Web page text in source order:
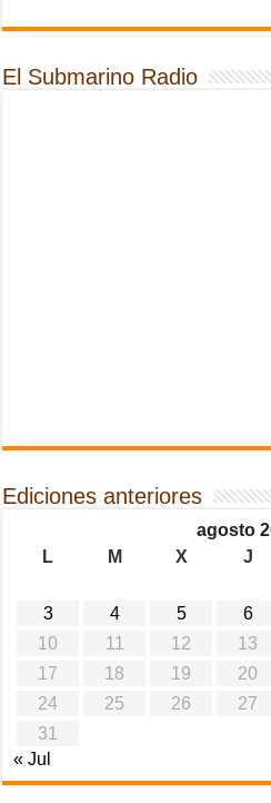
El Submarino Radio
Ediciones anteriores
agosto
L
M X J
3
4 5 6
10
11 12 13
17
18 19 20
24
25 26 27
31
« Jul